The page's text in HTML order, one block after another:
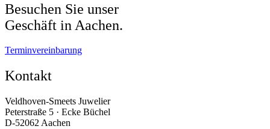
Besuchen Sie unser
Geschäft in Aachen.
Terminvereinbarung
Kontakt
Veldhoven-Smeets Juwelier
Peterstraße 5 · Ecke Büchel
D-52062 Aachen